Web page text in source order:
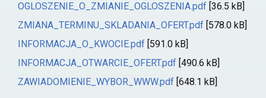
OGLOSZENIE_O_ZMIANIE_OGLOSZENIA.pdf [36.5 kB]
ZMIANA_TERMINU_SKLADANIA_OFERT.pdf [578.0 kB]
INFORMACJA_O_KWOCIE.pdf [591.0 kB]
INFORMACJA_OTWARCIE_OFERT.pdf [490.6 kB]
ZAWIADOMIENIE_WYBOR_WWW.pdf [648.1 kB]